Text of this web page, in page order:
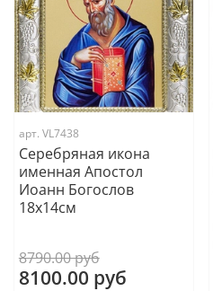
арт. VL7438
Серебряная икона
именная Апостол
Иоанн Богослов
18x14см
8790.00 руб
8100.00 руб